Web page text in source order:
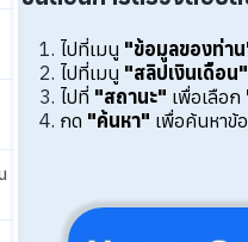
ไปที่เมนู "ข้อมูลของท่า
ไปที่เมนู "สลิปเงินเดือน"
ไปที่ "สถานะ" เพื่อเลือก
กด "ค้นหา" เพื่อค้นหาข้